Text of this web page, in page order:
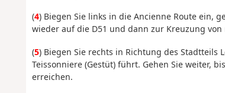
(4) Biegen Sie links in die Ancienne Route ein,
wieder auf die D51 und dann zur Kreuzung
(5) Biegen Sie rechts in Richtung des Stadtteils
Teissonniere (Gestüt) führt. Gehen Sie weiter,
erreichen.